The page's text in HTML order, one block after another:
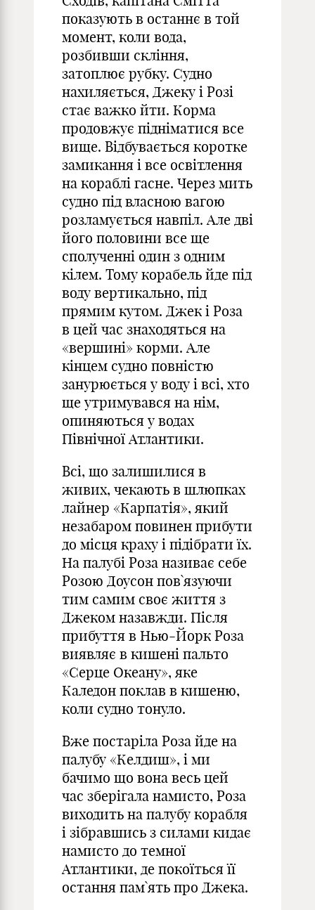
показують в останнє в той
момент, коли вода,
розбивши скління,
затоплює рубку. Судно
нахиляється, Джеку і Розі
стає важко йти. Корма
продовжує підніматися все
вище. Відбувається коротке
замикання і все освітлення
на кораблі гасне. Через мить
судно під власною вагою
розламується навпіл. Але дві
його половини все ще
сполученні один з одним
кілем. Тому корабель йде під
воду вертикально, під
прямим кутом. Джек і Роза
в цей час знаходяться на
«вершині» корми. Але
кінцем судно повністю
занурюється у воду і всі, хто
ще утримувався на нім,
опиняються у водах
Північної Атлантики.
Всі, що залишилися в
живих, чекають в шлюпках
лайнер «Карпатія», який
незабаром повинен прибути
до місця краху і підібрати їх.
На палубі Роза називає себе
Розою Доусон пов`язуючи
тим самим своє життя з
Джеком назавжди. Після
прибуття в Нью-Йорк Роза
виявляє в кишені пальто
«Серце Океану», яке
Каледон поклав в кишеню,
коли судно тонуло.
Вже постаріла Роза йде на
палубу «Келдиш», і ми
бачимо що вона весь цей
час зберігала намисто, Роза
виходить на палубу корабля
і зібравшись з силами кидає
намисто до темної
Атлантики, де покоїться її
остання пам`ять про Джека.